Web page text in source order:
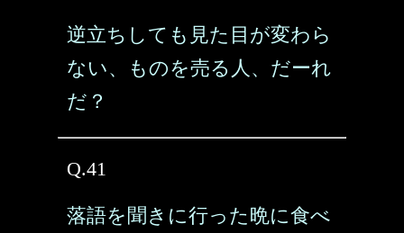
逆立ちしても見た目が変わら
ない、ものを売る人、だーれ
だ？
Q.41
落語を聞きに行った晩に食べ